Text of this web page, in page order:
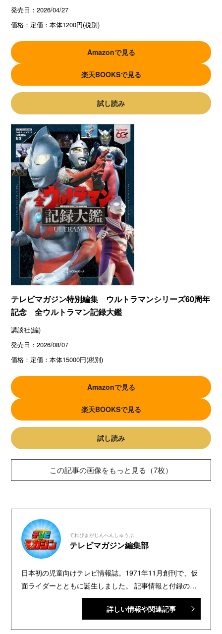
発売日：2026/04/27
価格： 定価：本体1200円(税別)
Amazonで見る
楽天BOOKSで見る
試し読み
テレビマガジン特別編集 ウルトラマンシリーズ60周年
記念 全ウルトラマン記録大鑑
講談社(編)
発売日：2026/08/07
価格： 定価：本体15000円(税別)
Amazonで見る
楽天BOOKSで見る
試し読み
この記事の画像をもっと見る（7枚）
てれびまがじんへんしゅうぶ
テレビマガジン編集部
日本初の児童向けテレビ情報誌。1971年11月創刊で、仮
面ライダーとともに誕生しました。 記事情報と付録の詳
細は、YouTubeの『テレビマガジン 公式動画チャンネ
ル』で配信中。講談社発行の幼年・児童・少年・少女向
詳しい情報や関連記事